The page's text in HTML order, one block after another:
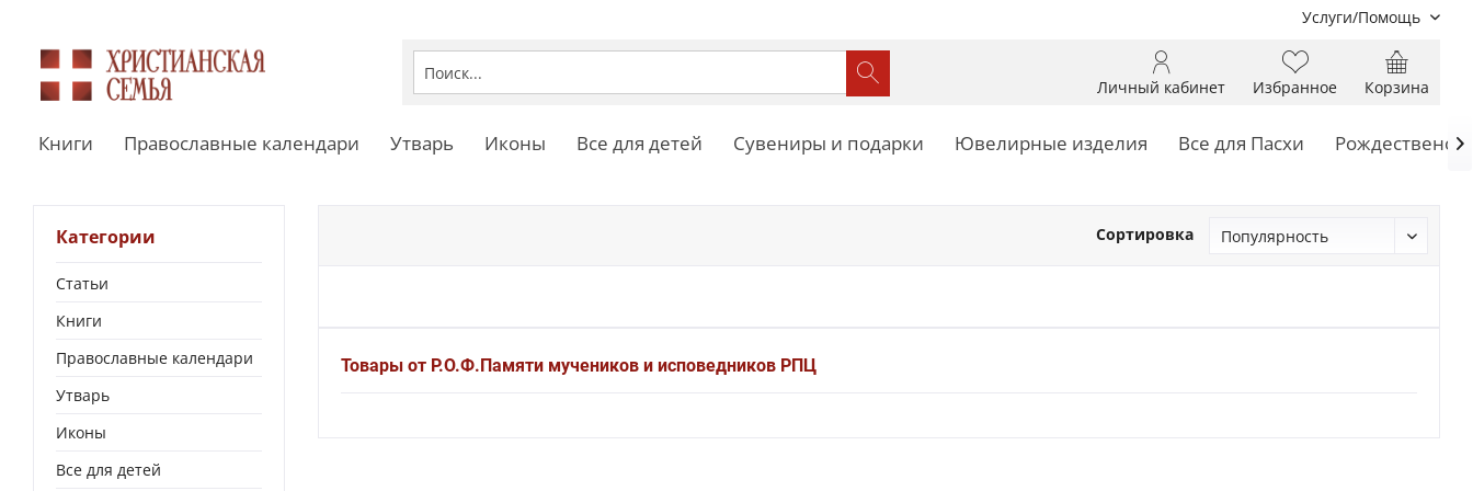
Услуги/Помощь
Корзина
Избранное
Личный кабинет
Книги Православные календари Утварь Иконы Все для детей Сувениры и подарки Ювелирные изделия Все для Пасхи 
Категории
Статьи
Книги
Православные календари
Утварь
Иконы
Все для детей
Сортировка
Товары от Р.О.Ф.Памяти мучеников и исповедников РПЦ